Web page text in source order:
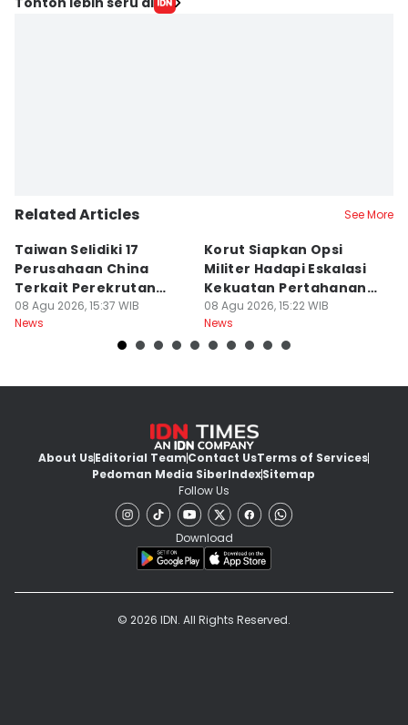
Related Articles See More
Taiwan Selidiki 17
Perusahaan China
Terkait Perekrutan
Kerja Ilegal
08 Agu 2026, 15:37 WIB
News
Korut Siapkan Opsi
Militer Hadapi Eskalasi
Kekuatan Pertahanan
Jepang
08 Agu 2026, 15:22 WIB
News
About UsEditorial TeamContact UsTerms of Services
Pedoman Media SiberIndexSitemap
Follow Us
Download
© 2026 IDN. All Rights Reserved.